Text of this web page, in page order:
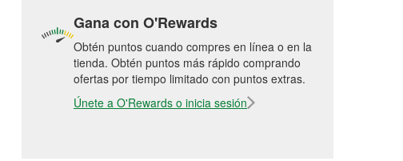
Gana con O'Rewards
Obtén puntos cuando compres en línea o en la
tienda. Obtén puntos más rápido comprando
ofertas por tiempo limitado con puntos extras.
Únete a O'Rewards o inicia sesión